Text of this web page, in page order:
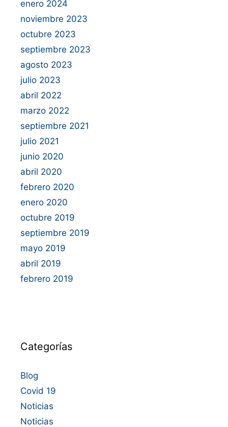
enero 2024
noviembre 2023
octubre 2023
septiembre 2023
agosto 2023
julio 2023
abril 2022
marzo 2022
septiembre 2021
julio 2021
junio 2020
abril 2020
febrero 2020
enero 2020
octubre 2019
septiembre 2019
mayo 2019
abril 2019
febrero 2019
Categorías
Blog
Covid 19
Noticias
Noticias